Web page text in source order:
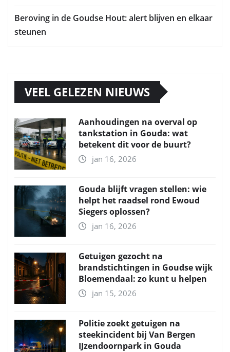
Beroving in de Goudse Hout: alert blijven en elkaar
steunen
VEEL GELEZEN NIEUWS
Aanhoudingen na overval op
tankstation in Gouda: wat
betekent dit voor de buurt?
jan 16, 2026
Gouda blijft vragen stellen: wie
helpt het raadsel rond Ewoud
Siegers oplossen?
jan 16, 2026
Getuigen gezocht na
brandstichtingen in Goudse wijk
Bloemendaal: zo kunt u helpen
jan 15, 2026
Politie zoekt getuigen na
steekincident bij Van Bergen
IJzendoornpark in Gouda